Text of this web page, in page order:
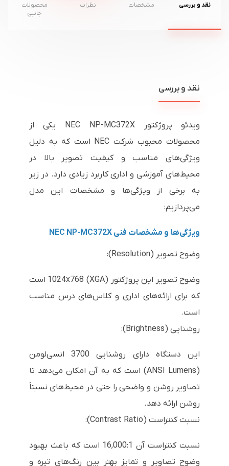
نقد و بررسی مشخصات نظرات
محصولات
جانبی
نقد و بررسی
ویدئو پروژکتور NEC NP-MC372X یکی از
محصولات محبوب شرکت NEC است که به دلیل
ویژگی‌های مناسب و کیفیت تصویر بالا در
محیط‌های آموزشی و اداری کاربرد زیادی دارد. در زیر
به برخی از ویژگی‌ها و مشخصات این مدل
می‌پردازیم:
ویژگی‌ها و مشخصات فنی NEC NP-MC372X
وضوح تصویر (Resolution):
وضوح تصویر این پروژکتور 1024x768 (XGA) است
که برای ارائه‌های اداری و کلاس‌های درس مناسب
است.
روشنایی (Brightness):
این دستگاه دارای روشنایی 3700 انسی‌لومن
(ANSI Lumens) است که به آن امکان می‌دهد تا
تصاویر روشن و واضحی را حتی در محیط‌های نسبتاً
روشن ارائه دهد.
نسبت کنتراست (Contrast Ratio):
نسبت کنتراست آن 16,000:1 است که باعث بهبود
وضوح تصاویر و تمایز بهتر بین رنگ‌های تیره و